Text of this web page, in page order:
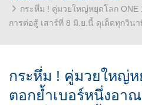
กระหึ่ม ! คู่มวยใหญ่หยุดโลก ONE
การต่อสู้ เสาร์ที่ 8 มิ.ย.นี้ ดุเด็ดทุกวิน
กระหึ่ม ! คู่มวยใหญ่ห
ตอกย้ำเบอร์หนึ่งอา